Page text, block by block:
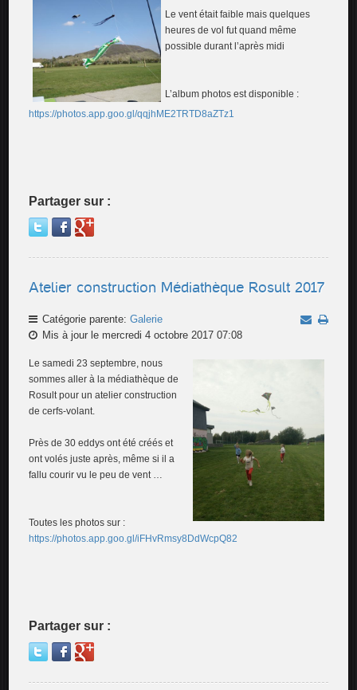
Le vent était faible mais quelques
heures de vol fut quand même
possible durant l’après midi
L’album photos est disponible :
https://photos.app.goo.gl/qqjhME2TRTD8aZTz1
Partager sur :
Atelier construction Médiathèque Rosult 2017
Catégorie parente:Galerie
Mis à jour le mercredi 4 octobre 2017 07:08
Le samedi 23 septembre, nous
sommes aller à la médiathèque de
Rosult pour un atelier construction
de cerfs-volant.
Près de 30 eddys ont été créés et
ont volés juste après, même si il a
fallu courir vu le peu de vent …
Toutes les photos sur :
https://photos.app.goo.gl/iFHvRmsy8DdWcpQ82
Partager sur :